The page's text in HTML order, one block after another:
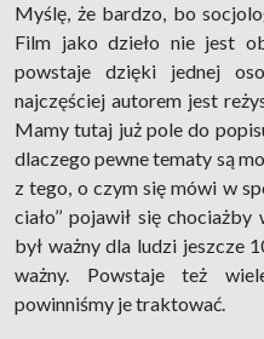
Myślę, że bardzo, bo
Film jako dzieło nie jest
powstaje dzięki jednej
najczęściej autorem jest
Mamy tutaj już pole do
dlaczego pewne tematy są
z tego, o czym się mówi w
ciało’’ pojawił się
był ważny dla ludzi jeszcze
ważny. Powstaje też
powinniśmy je traktować.